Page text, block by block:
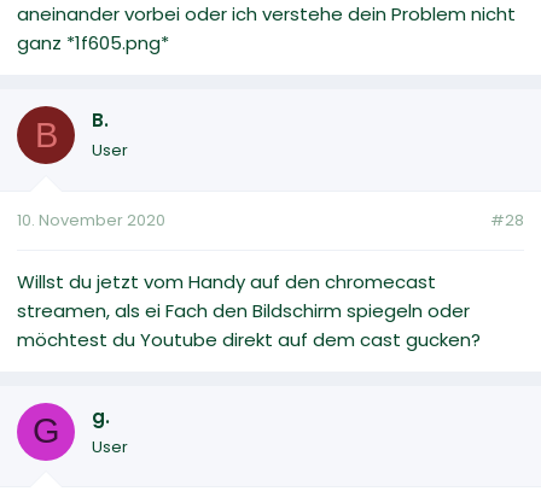
aneinander vorbei oder ich verstehe dein Problem nicht
ganz *1f605.png*
B B.
User
10. November 2020 #28
Willst du jetzt vom Handy auf den chromecast
streamen, als ei Fach den Bildschirm spiegeln oder
möchtest du Youtube direkt auf dem cast gucken?
G g.
User